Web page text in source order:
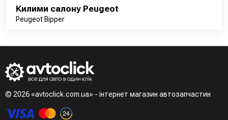
Килими салону Peugeot
Peugeot Bipper
© 2026 «avtoclick.com.ua» - інтернет магазин автозапчастин